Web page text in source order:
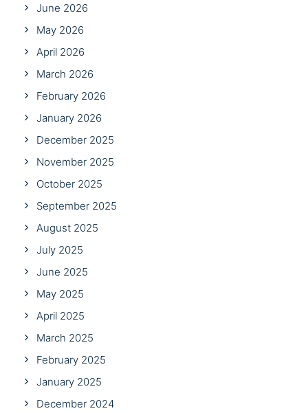
June 2026
May 2026
April 2026
March 2026
February 2026
January 2026
December 2025
November 2025
October 2025
September 2025
August 2025
July 2025
June 2025
May 2025
April 2025
March 2025
February 2025
January 2025
December 2024